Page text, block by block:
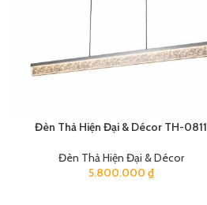
Đèn Thả Hiện Đại & Décor TH-0811
Đèn Thả Hiện Đại & Décor
5.800.000 ₫